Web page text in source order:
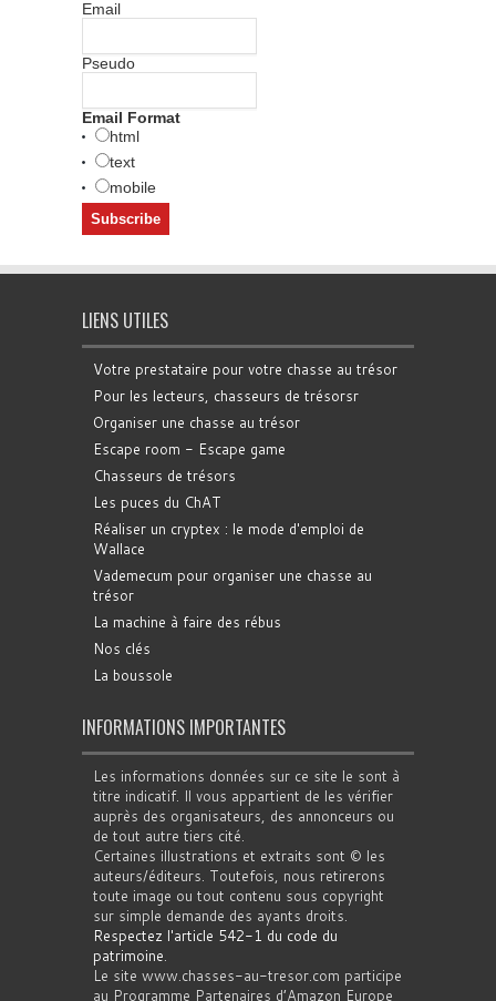
Email
Pseudo
Email Format
html
text
mobile
LIENS UTILES
Votre prestataire pour votre chasse au trésor
Pour les lecteurs, chasseurs de trésorsr
Organiser une chasse au trésor
Escape room - Escape game
Chasseurs de trésors
Les puces du ChAT
Réaliser un cryptex : le mode d'emploi de
Wallace
Vademecum pour organiser une chasse au
trésor
La machine à faire des rébus
Nos clés
La boussole
INFORMATIONS IMPORTANTES
Les informations données sur ce site le sont à
titre indicatif. Il vous appartient de les vérifier
auprès des organisateurs, des annonceurs ou
de tout autre tiers cité.
Certaines illustrations et extraits sont © les
auteurs/éditeurs. Toutefois, nous retirerons
toute image ou tout contenu sous copyright
sur simple demande des ayants droits.
Respectez l'article 542-1 du code du
patrimoine.
Le site www.chasses-au-tresor.com participe
au Programme Partenaires d’Amazon Europe